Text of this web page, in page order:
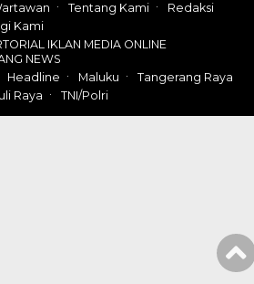
Tentang Kami
Redaksi
Kami
IKLAN MEDIA ONLINE
NEWS
Headline Maluku
Tangerang Raya
Raya
TNI/Polri